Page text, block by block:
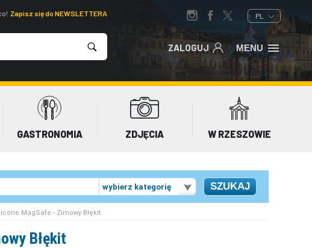
Zapisz się do NEWSLETTERA PL
ZALOGUJ MENU
GASTRONOMIA ZDJĘCIA W RZESZOWIE
wybierz kategorię
MagSafe - Zimowy Błękit
Błękit